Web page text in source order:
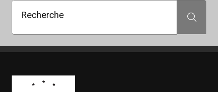
Recherche Recherche
Boutique Mags à Rabais